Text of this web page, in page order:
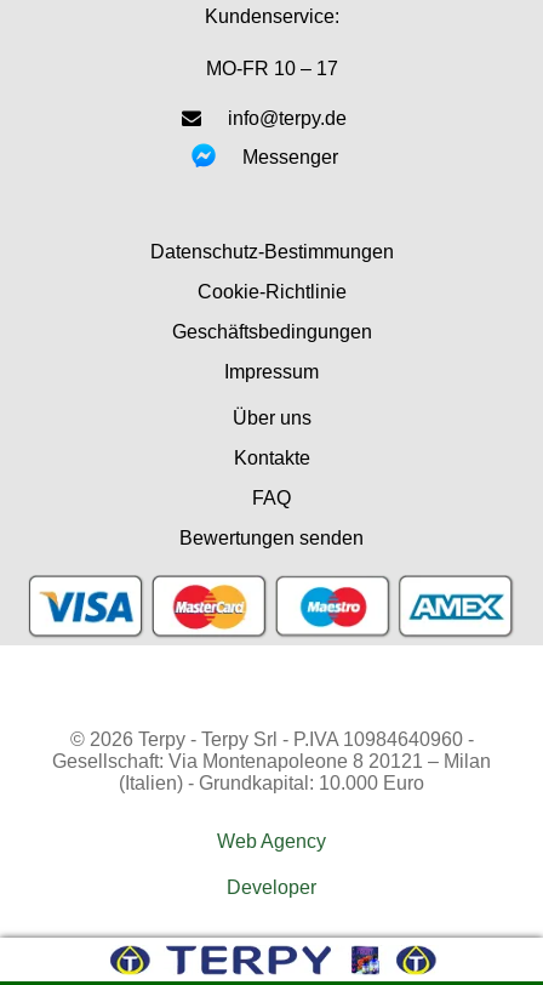
Kundenservice:
MO-FR 10 – 17
info@terpy.de
Messenger
Datenschutz-Bestimmungen
Cookie-Richtlinie
Geschäftsbedingungen
Impressum
Über uns
Kontakte
FAQ
Bewertungen senden
© 2026 Terpy - Terpy Srl - P.IVA 10984640960 -
Gesellschaft: Via Montenapoleone 8 20121 – Milan
(Italien) - Grundkapital: 10.000 Euro
Web Agency
Developer